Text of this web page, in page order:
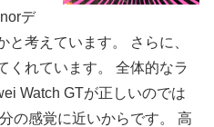
デ
考えています。 さらに、
くれています。 全体的なラ
Watch GTが正しいのでは
の感覚に近いからです。 高